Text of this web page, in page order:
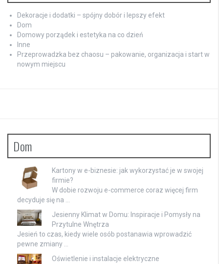
Dekoracje i dodatki – spójny dobór i lepszy efekt
Dom
Domowy porządek i estetyka na co dzień
Inne
Przeprowadzka bez chaosu – pakowanie, organizacja i start w
nowym miejscu
Dom
Kartony w e-biznesie: jak wykorzystać je w swojej
firmie?
W dobie rozwoju e-commerce coraz więcej firm
decyduje się na …
Jesienny Klimat w Domu: Inspiracje i Pomysły na
Przytulne Wnętrza
Jesień to czas, kiedy wiele osób postanawia wprowadzić
pewne zmiany …
Oświetlenie i instalacje elektryczne